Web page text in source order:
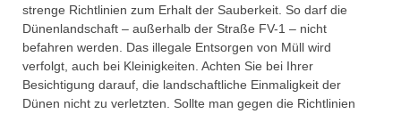
strenge Richtlinien zum Erhalt der Sauberkeit. So darf die
Dünenlandschaft – außerhalb der Straße FV-1 – nicht
befahren werden. Das illegale Entsorgen von Müll wird
verfolgt, auch bei Kleinigkeiten. Achten Sie bei Ihrer
Besichtigung darauf, die landschaftliche Einmaligkeit der
Dünen nicht zu verletzten. Sollte man gegen die Richtlinien